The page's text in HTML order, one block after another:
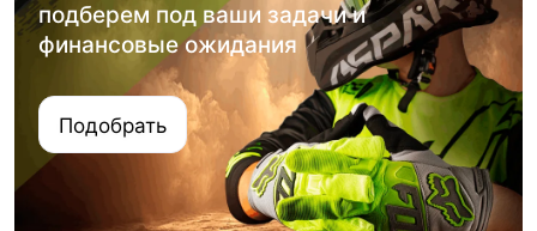
подберем под ваши задачи и
финансовые ожидания
Подобрать